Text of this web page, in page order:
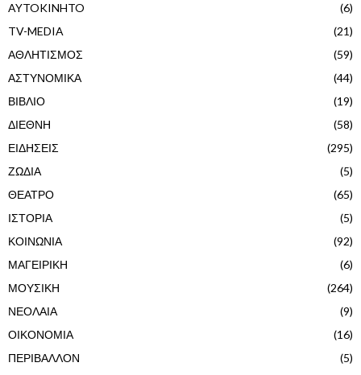
AYTOKINHTO
(6)
TV-MEDIA
(21)
ΑΘΛΗΤΙΣΜΟΣ
(59)
ΑΣΤΥΝΟΜΙΚΑ
(44)
ΒΙΒΛΙΟ
(19)
ΔΙΕΘΝΗ
(58)
ΕΙΔΗΣΕΙΣ
(295)
ΖΩΔΙΑ
(5)
ΘΕΑΤΡΟ
(65)
ΙΣΤΟΡΙΑ
(5)
ΚΟΙΝΩΝΙΑ
(92)
ΜΑΓΕΙΡΙΚΗ
(6)
ΜΟΥΣΙΚΗ
(264)
ΝΕΟΛΑΙΑ
(9)
ΟΙΚΟΝΟΜΙΑ
(16)
ΠΕΡΙΒΑΛΛΟΝ
(5)